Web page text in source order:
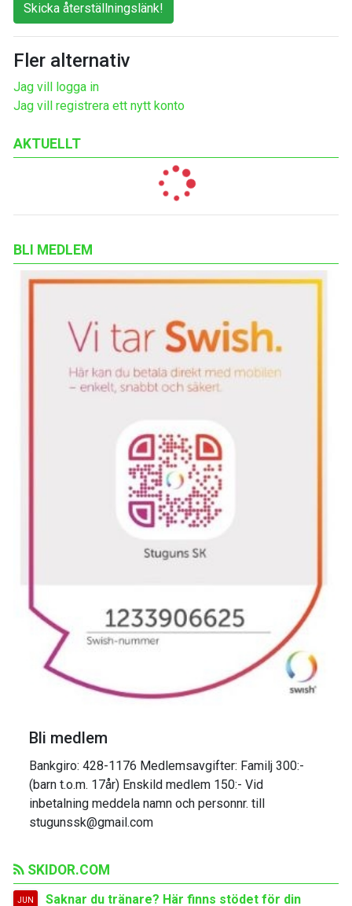
AKTUELLT
Skicka återställningslänk!
Fler alternativ
Jag vill logga in
Jag vill registrera ett nytt konto
BLI MEDLEM
Bli medlem
Bankgiro: 428-1176 Medlemsavgifter: Familj 300:-
(barn t.o.m. 17år) Enskild medlem 150:- Vid
inbetalning meddela namn och personnr. till
stugunssk@gmail.com
SKIDOR.COM
JUN
Saknar du tränare? Här finns stödet för din